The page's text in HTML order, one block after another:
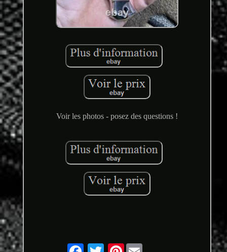
Voir les photos - posez des questions !
Pinterest